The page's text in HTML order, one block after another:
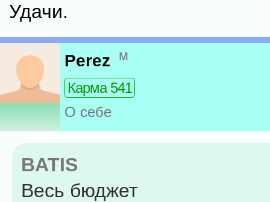
Удачи.
Perez м
Карма 541
О себе
BATIS
Весь бюджет